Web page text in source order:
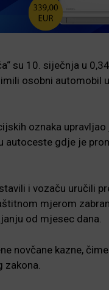
su 10. siječnja u
osobni automobil
oznaka
autoceste gdje je
i vozaču uručili
mjerom
od mjesec dana.
novčane kazne,